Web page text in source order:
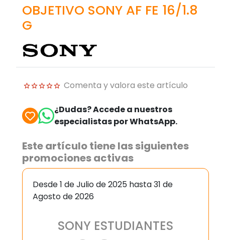
OBJETIVO SONY AF FE 16/1.8
G
Comenta y valora este artículo
¿Dudas? Accede a nuestros
especialistas por WhatsApp.
Este artículo tiene las siguientes
promociones activas
Desde 1 de Julio de 2025 hasta 31 de
Agosto de 2026
SONY ESTUDIANTES